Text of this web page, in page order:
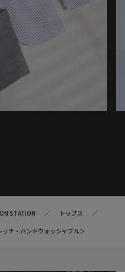
STATION
トップス
チ・ハンドウォッシャブル＞